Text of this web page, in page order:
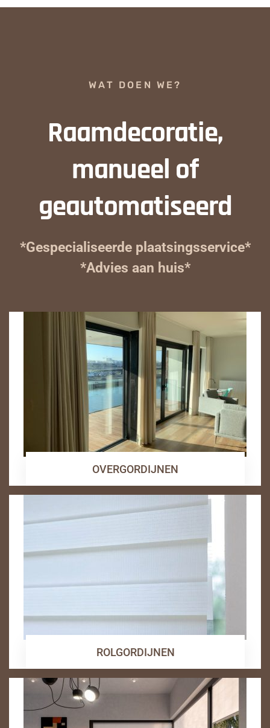
WAT DOEN WE?
Raamdecoratie,
manueel of
geautomatiseerd
*Gespecialiseerde plaatsingsservice*
*Advies aan huis*
OVERGORDIJNEN
ROLGORDIJNEN